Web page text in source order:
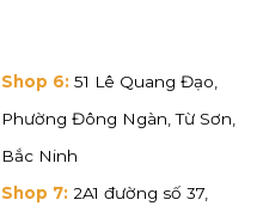
Shop 6: 51 Lê Quang Đạo,
Phường Đông Ngàn, Từ Sơn,
Bắc Ninh
Shop 7: 2A1 đường số 37,